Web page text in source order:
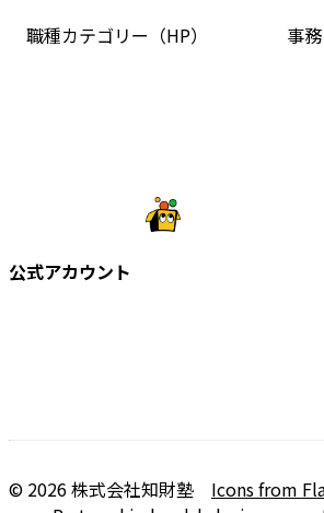
職種カテゴリー（HP） 事
公式アカウント
© 2026株式会社知財塾
Icons from